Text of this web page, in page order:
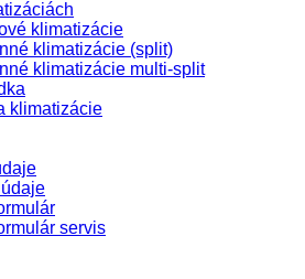
klimatizácie
klimatizácie (split)
klimatizácie multi-split
klimatizácie
servis